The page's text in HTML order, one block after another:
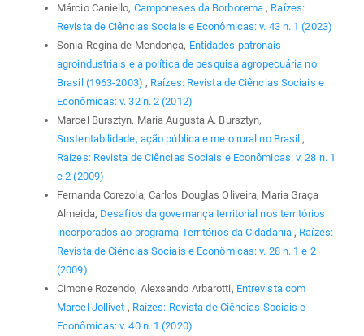
Márcio Caniello, Camponeses da Borborema , Raízes:
Revista de Ciências Sociais e Econômicas: v. 43 n. 1 (2023)
Sonia Regina de Mendonça, Entidades patronais
agroindustriais e a política de pesquisa agropecuária no
Brasil (1963-2003) , Raízes: Revista de Ciências Sociais e
Econômicas: v. 32 n. 2 (2012)
Marcel Bursztyn, Maria Augusta A. Bursztyn,
Sustentabilidade, ação pública e meio rural no Brasil ,
Raízes: Revista de Ciências Sociais e Econômicas: v. 28 n. 1
e 2 (2009)
Fernanda Corezola, Carlos Douglas Oliveira, Maria Graça
Almeida, Desafios da governança territorial nos territórios
incorporados ao programa Territórios da Cidadania , Raízes:
Revista de Ciências Sociais e Econômicas: v. 28 n. 1 e 2
(2009)
Cimone Rozendo, Alexsando Arbarotti, Entrevista com
Marcel Jollivet , Raízes: Revista de Ciências Sociais e
Econômicas: v. 40 n. 1 (2020)